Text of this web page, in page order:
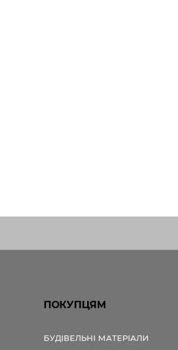
ПОКУПЦЯМ
БУДІВЕЛЬНІ МАТЕРІАЛИ